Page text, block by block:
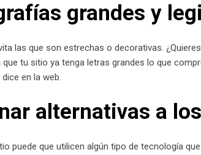
grandes y
las que son estrechas o decorativas.
que tu sitio ya tenga letras grandes lo que
en la web.
alternativas a
puede que utilicen algún tipo de tecnología